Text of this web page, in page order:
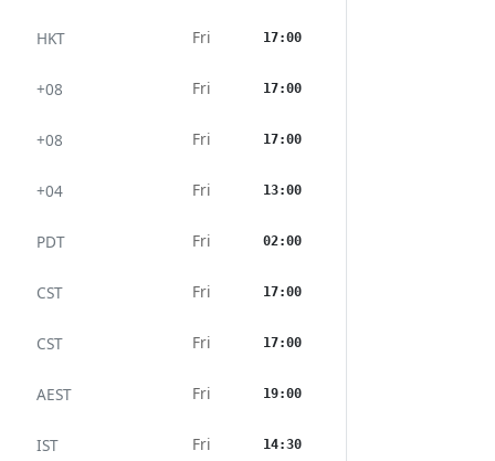
HKT Fri 17:00
+08 Fri 17:00
+08 Fri 17:00
+04 Fri 13:00
PDT Fri 02:00
CST Fri 17:00
CST Fri 17:00
AEST Fri 19:00
IST Fri 14:30